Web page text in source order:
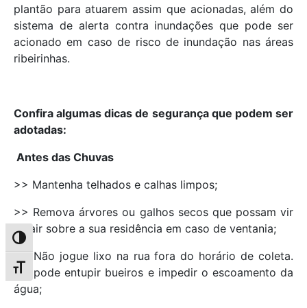
Alternar alto contraste
Alternar tamanho da fonte
plantão para atuarem assim que acionadas, além do
sistema de alerta contra inundações que pode ser
acionado em caso de risco de inundação nas áreas
ribeirinhas.
Confira algumas dicas de segurança que podem ser
adotadas:
Antes das Chuvas
>> Mantenha telhados e calhas limpos;
>> Remova árvores ou galhos secos que possam vir
a cair sobre a sua residência em caso de ventania;
>> Não jogue lixo na rua fora do horário de coleta.
Ele pode entupir bueiros e impedir o escoamento da
água;